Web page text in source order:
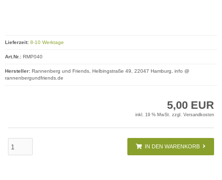
5,00 EUR
inkl. 19 % MwSt. zzgl. Versandkosten
IN DEN WARENKORB
Lieferzeit: 8-10 Werktage
Art.Nr.: RMP040
Hersteller: Rannenberg und Friends, Helbingstraße 49, 22047 Hamburg, info @
rannenbergundfriends.de